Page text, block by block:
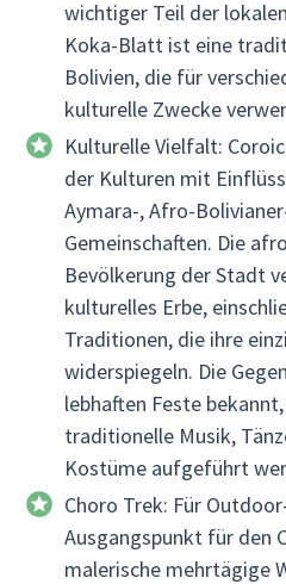
wichtiger Teil der
Koka-Blatt ist eine
Bolivien, die für
kulturelle Zwecke
Kulturelle Vielfalt:
der Kulturen mit
Aymara-, Afro-
Gemeinschaften. Die
Bevölkerung der Stadt
kulturelles Erbe,
Traditionen, die ihre
widerspiegeln. Die
lebhaften Feste
traditionelle Musik,
Kostüme aufgeführt
Choro Trek: Für
Ausgangspunkt für den
malerische mehrtägige